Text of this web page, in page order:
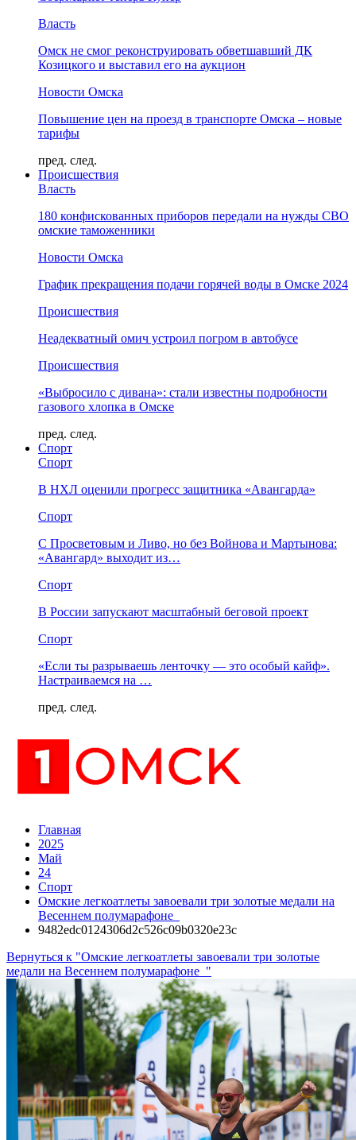
Власть
Омск не смог реконструировать обветшавший ДК
Козицкого и выставил его на аукцион
Новости Омска
Повышение цен на проезд в транспорте Омска – новые
тарифы
пред. след.
Происшествия
Власть
180 конфискованных приборов передали на нужды СВО
омские таможенники
Новости Омска
График прекращения подачи горячей воды в Омске 2024
Происшествия
Неадекватный омич устроил погром в автобусе
Происшествия
«Выбросило с дивана»: стали известны подробности
газового хлопка в Омске
пред. след.
Спорт
Спорт
В НХЛ оценили прогресс защитника «Авангарда»
Спорт
С Просветовым и Ливо, но без Войнова и Мартынова:
«Авангард» выходит из…
Спорт
В России запускают масштабный беговой проект
Спорт
«Если ты разрываешь ленточку — это особый кайф».
Настраиваемся на …
пред. след.
Главная
2025
Май
24
Спорт
Омские легкоатлеты завоевали три золотые медали на
Весеннем полумарафоне
9482edc0124306d2c526c09b0320e23c
Вернуться к "Омские легкоатлеты завоевали три золотые
медали на Весеннем полумарафоне "